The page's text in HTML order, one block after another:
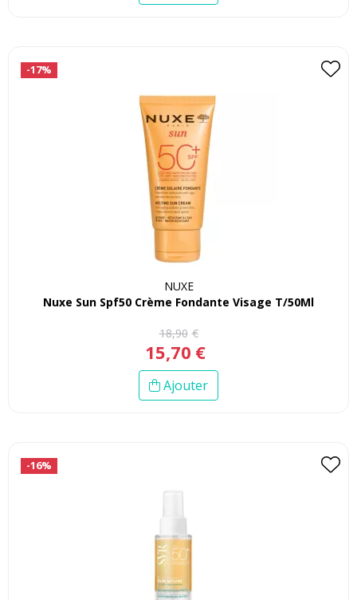
-17%
NUXE
Nuxe Sun Spf50 Crème Fondante Visage T/50Ml
18,90 €
15,70 €
Ajouter
-16%